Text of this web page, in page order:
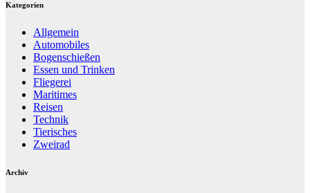
Kategorien
Allgemein
Automobiles
Bogenschießen
Essen und Trinken
Fliegerei
Maritimes
Reisen
Technik
Tierisches
Zweirad
Archiv